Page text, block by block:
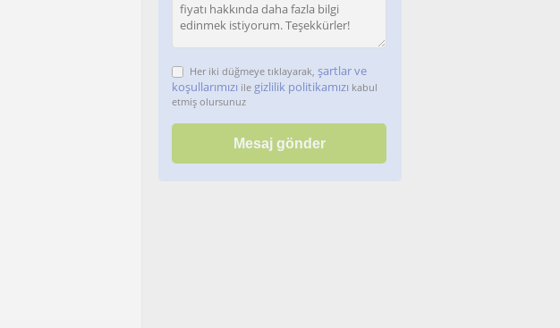
Her iki düğmeye tıklayarak, şartlar ve
koşullarımızı ile gizlilik politikamızı kabul
etmiş olursunuz